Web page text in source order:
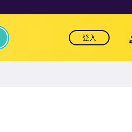
登入